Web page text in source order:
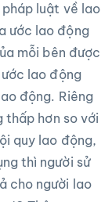
luật về lao
ước lao động
mỗi bên được
lao động
động. Riêng
thấp hơn so với
quy lao động,
thì người sử
cho người lao